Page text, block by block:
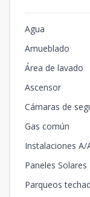
Agua
Amueblado
Área de lavado
Ascensor
Cámaras de
Gas común
Instalaciones A/
Paneles Solares
Parqueos